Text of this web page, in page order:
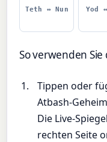
Teth ↔ Nun Yod
So verwenden
Tippen oder
Atbash-
Die Live-
rechten Seite